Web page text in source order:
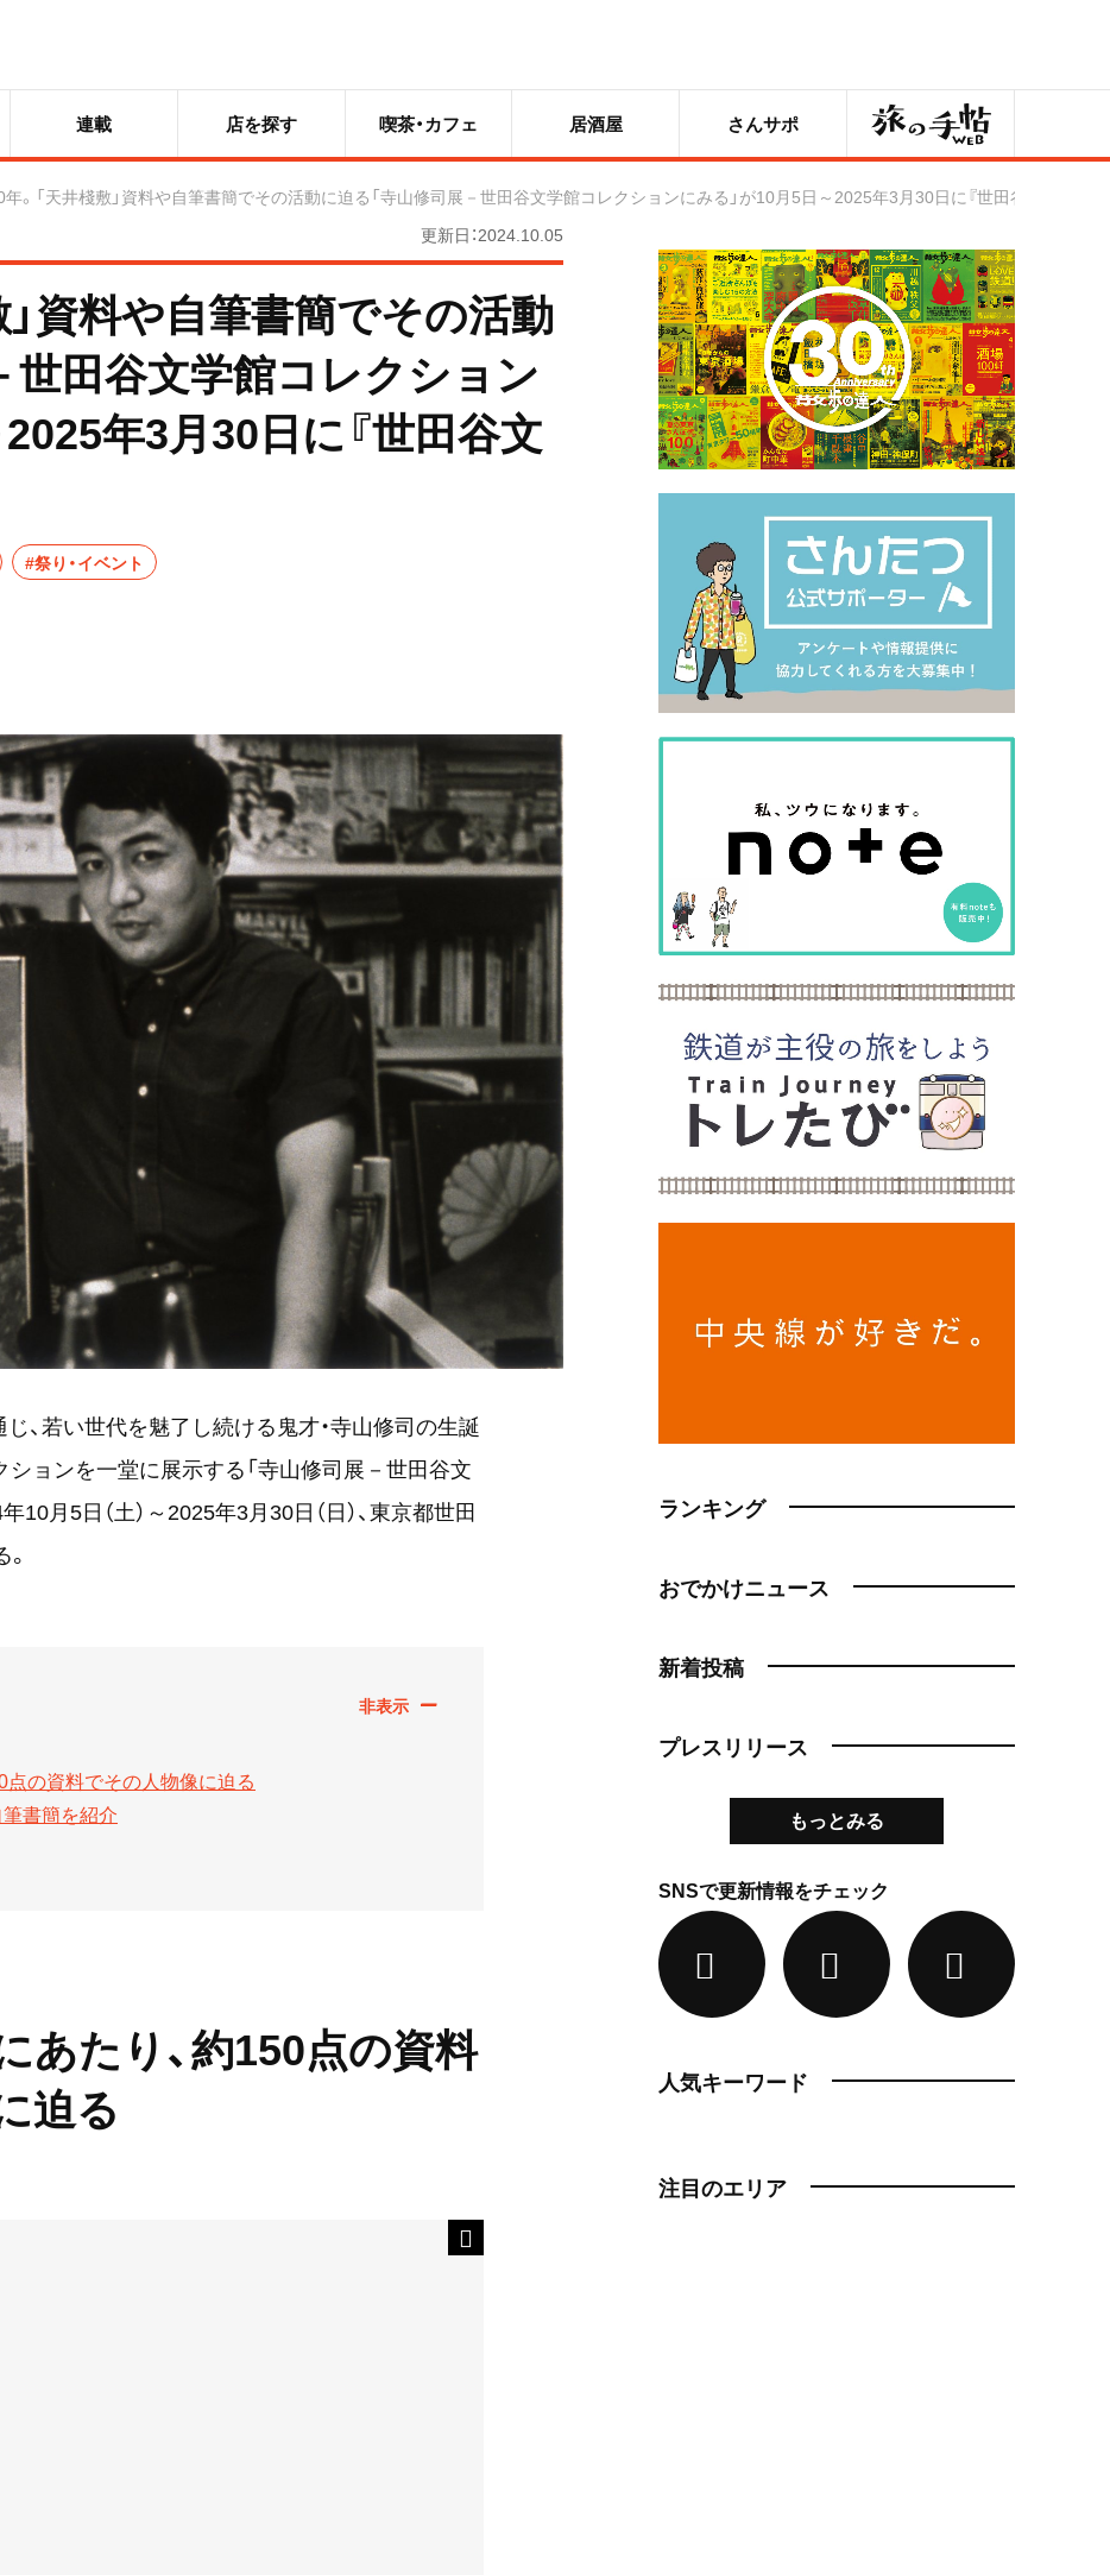
連載 店を探す 喫茶・カフェ 居酒屋 さんサポ 旅の手帖
。「天井棧敷」資料や自筆書簡でその活動に迫る「寺山修司展－世田谷文学館コレクションにみる」が10月5日～2025年3月30日に『世田谷文学館』で
更新日：2024.10.05
資料や自筆書簡でその活動
世田谷文学館コレクション
年3月30日に『世田谷文
#祭り・イベント
、若い世代を魅了し続ける鬼才・寺山修司の生誕
ョンを一堂に展示する「寺山修司展－世田谷文
月5日（土）～2025年3月30日（日）、東京都世田
点の資料でその人物像に迫る
筆書簡を紹介
あたり、約150点の資料
迫る
ランキング
おでかけニュース
新着投稿
プレスリリース
もっとみる
SNSで更新情報をチェック
人気キーワード
注目のエリア